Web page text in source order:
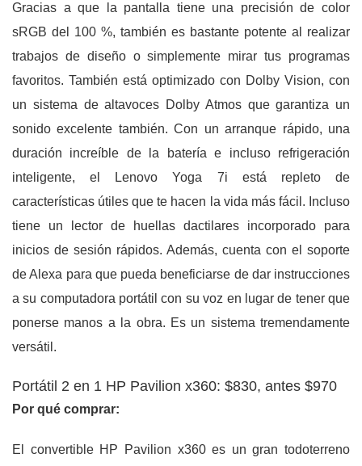
Gracias a que la pantalla tiene una precisión de color
sRGB del 100 %, también es bastante potente al realizar
trabajos de diseño o simplemente mirar tus programas
favoritos. También está optimizado con Dolby Vision, con
un sistema de altavoces Dolby Atmos que garantiza un
sonido excelente también. Con un arranque rápido, una
duración increíble de la batería e incluso refrigeración
inteligente, el Lenovo Yoga 7i está repleto de
características útiles que te hacen la vida más fácil. Incluso
tiene un lector de huellas dactilares incorporado para
inicios de sesión rápidos. Además, cuenta con el soporte
de Alexa para que pueda beneficiarse de dar instrucciones
a su computadora portátil con su voz en lugar de tener que
ponerse manos a la obra. Es un sistema tremendamente
versátil.
Portátil 2 en 1 HP Pavilion x360: $830, antes $970
Por qué comprar:
El convertible HP Pavilion x360 es un gran todoterreno